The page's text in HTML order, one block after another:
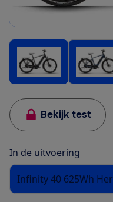
Bekijk test
In de uitvoering
Infinity 40 625Wh